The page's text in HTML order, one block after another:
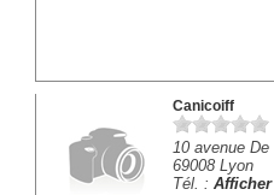
Canicoiff
10 avenue
69008 Lyon
Tél. :